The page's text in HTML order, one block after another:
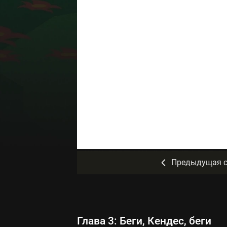
Предыдущая
Глава 3: Беги, Кендес, беги